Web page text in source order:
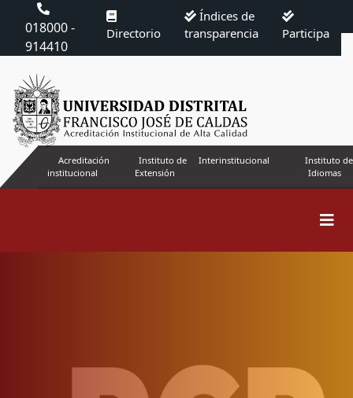
018000 -
914410
Directorio
Índices de
transparencia
Participa
Acreditación
institucional
Instituto de
Extensión
Interinstitucional
Instituto de
Idiomas